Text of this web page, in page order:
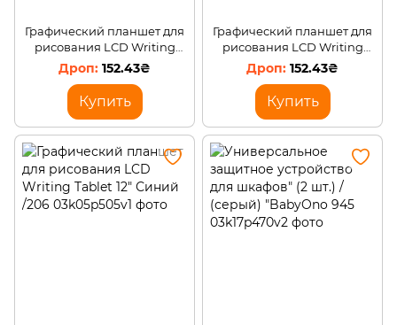
Графический планшет для
рисования LCD Writing
Tablet 12" Белый /206
152.43₴
Купить
Графический планшет для
рисования LCD Writing
Tablet 12" Красный /206
152.43₴
Купить